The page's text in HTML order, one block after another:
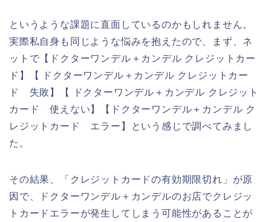
というような課題に直面しているのかもしれません。
実際私自身も同じような悩みを抱えたので、まず、ネ
ットで【ドクターワンデル＋カンデル クレジットカー
ド】【 ドクターワンデル＋カンデル クレジットカー
ド 失敗】【 ドクターワンデル＋カンデル クレジット
カード 使えない】【ドクターワンデル＋カンデル ク
レジットカード エラー】という感じで調べてみまし
た。
その結果、「クレジットカードの有効期限切れ」が原
因で、ドクターワンデル＋カンデルのお店でクレジッ
トカードエラーが発生してしまう可能性があることが